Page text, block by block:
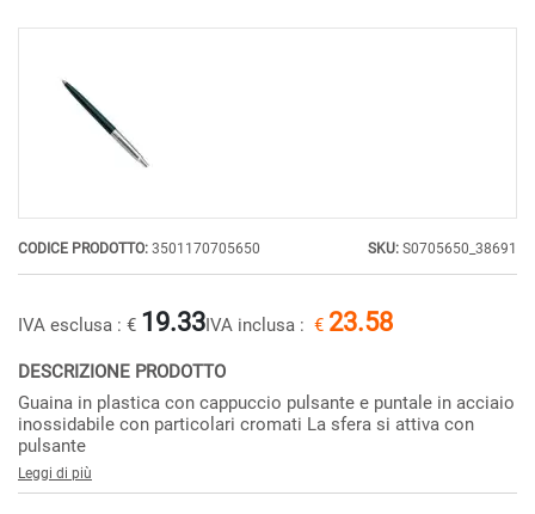
CODICE PRODOTTO: 3501170705650 SKU: S0705650_38691
IVA esclusa : € 19.33IVA inclusa : € 23.58
DESCRIZIONE PRODOTTO
Guaina in plastica con cappuccio pulsante e puntale in acciaio
inossidabile con particolari cromati La sfera si attiva con
pulsante
Leggi di più